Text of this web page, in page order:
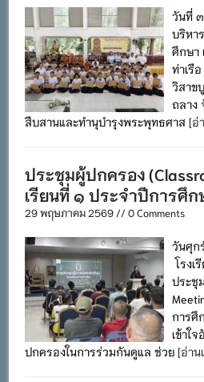
วันที่
บริหา
ศึกษา
ท่าเรื
วิสาข
ถลาง
สืบสานและทำนุบำรุงพระพุทธศาส[อ่
ประชุมผู้ปกครอง
เรียนที่ ๑ ประจำปีการศึ
29 พฤษภาคม 2569 // 0 Comments
วันศุ
โรงเ
ประชุ
การศึ
เข้าใ
ปกครองในการร่วมกันดูแล ช่วย[อ่าน